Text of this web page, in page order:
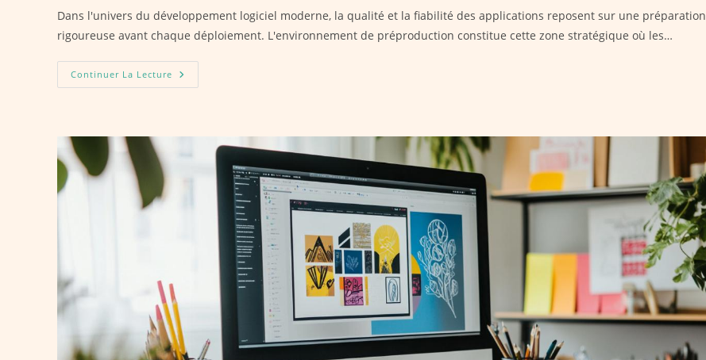
Dans l'univers du développement logiciel moderne, la qualité et la fiabilité des applications reposent sur une préparation
rigoureuse avant chaque déploiement. L'environnement de préproduction constitue cette zone stratégique où les…
Continuer La Lecture Preprod
:
Place
Performance
Optimaux